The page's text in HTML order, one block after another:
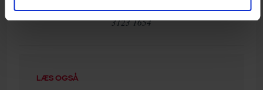
cb@fida.dk
3123 1654
LÆS OGSÅ